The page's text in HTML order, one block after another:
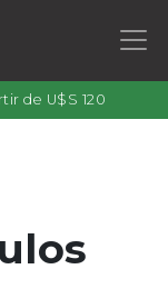
de U$S 120